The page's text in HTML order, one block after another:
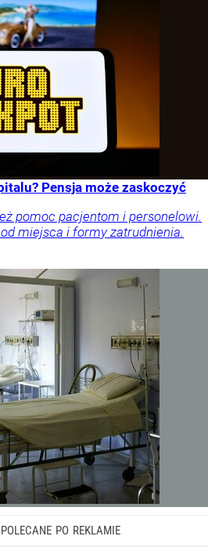
Pensja może zaskoczyć
pomoc pacjentom i personelowi.
miejsca i formy zatrudnienia.